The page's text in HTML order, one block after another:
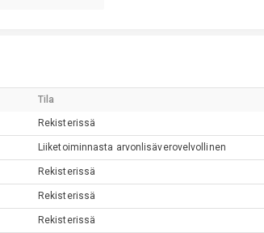
Tila
Rekisterissä
Liiketoiminnasta arvonlisäverovelvollinen
Rekisterissä
Rekisterissä
Rekisterissä